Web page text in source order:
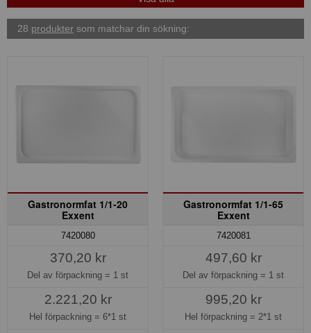
28 produkter som matchar din sökning:
Gastronormfat 1/1-20
Exxent
7420080
370,20 kr
Del av förpackning = 1 st
2.221,20 kr
Hel förpackning = 6*1 st
Gastronormfat 1/1-65
Exxent
7420081
497,60 kr
Del av förpackning = 1 st
995,20 kr
Hel förpackning = 2*1 st